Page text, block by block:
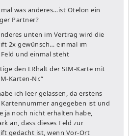
was anderes…ist Otelon ein
Partner?
unten im Vertrag wird die
2x gewünsch… einmal im
und einmal steht
den ERhalt der SIM-Karte mit
Karten-Nr.“
ich leer gelassen, da erstens
Kartennummer angegeben ist und
ja noch nicht erhalten habe,
an, dass dieses Feld zur
gedacht ist, wenn Vor-Ort